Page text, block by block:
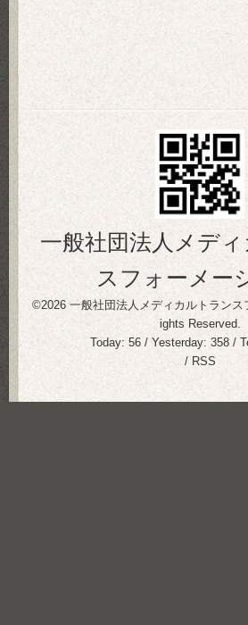
一般社団法人メデ
スフォーメー
©2026一般社団法人メディカルトランス
ights Reserved.
Today: 56 / Yesterday: 358 /
/ RSS